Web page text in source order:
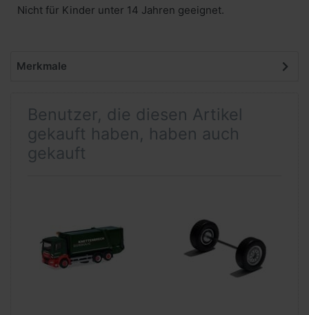
Nicht für Kinder unter 14 Jahren geeignet.
Merkmale
Benutzer, die diesen Artikel
gekauft haben, haben auch
gekauft